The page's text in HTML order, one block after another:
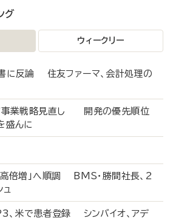
グ
ウィークリー
に反論 住友ファーマ、会計処理の
が事業戦略見直し 開発の優先順位
盛んに
倍増」へ順調 BMS・勝間社長、2
、米で患者登録 シンバイオ、アデ